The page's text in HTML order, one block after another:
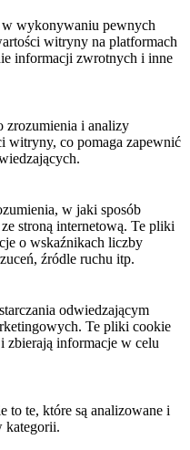
wykonywaniu pewnych
witryny na platformach
informacji zwrotnych i inne
zrozumienia i analizy
co pomaga zapewnić
w jaki sposób
stroną internetową. Te pliki
o wskaźnikach liczby
źródle ruchu itp.
odwiedzającym
Te pliki cookie
zbierają informacje w celu
to te, które są analizowane i
kategorii.